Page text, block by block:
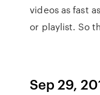
videos as fast
or playlist. So
Sep 29,